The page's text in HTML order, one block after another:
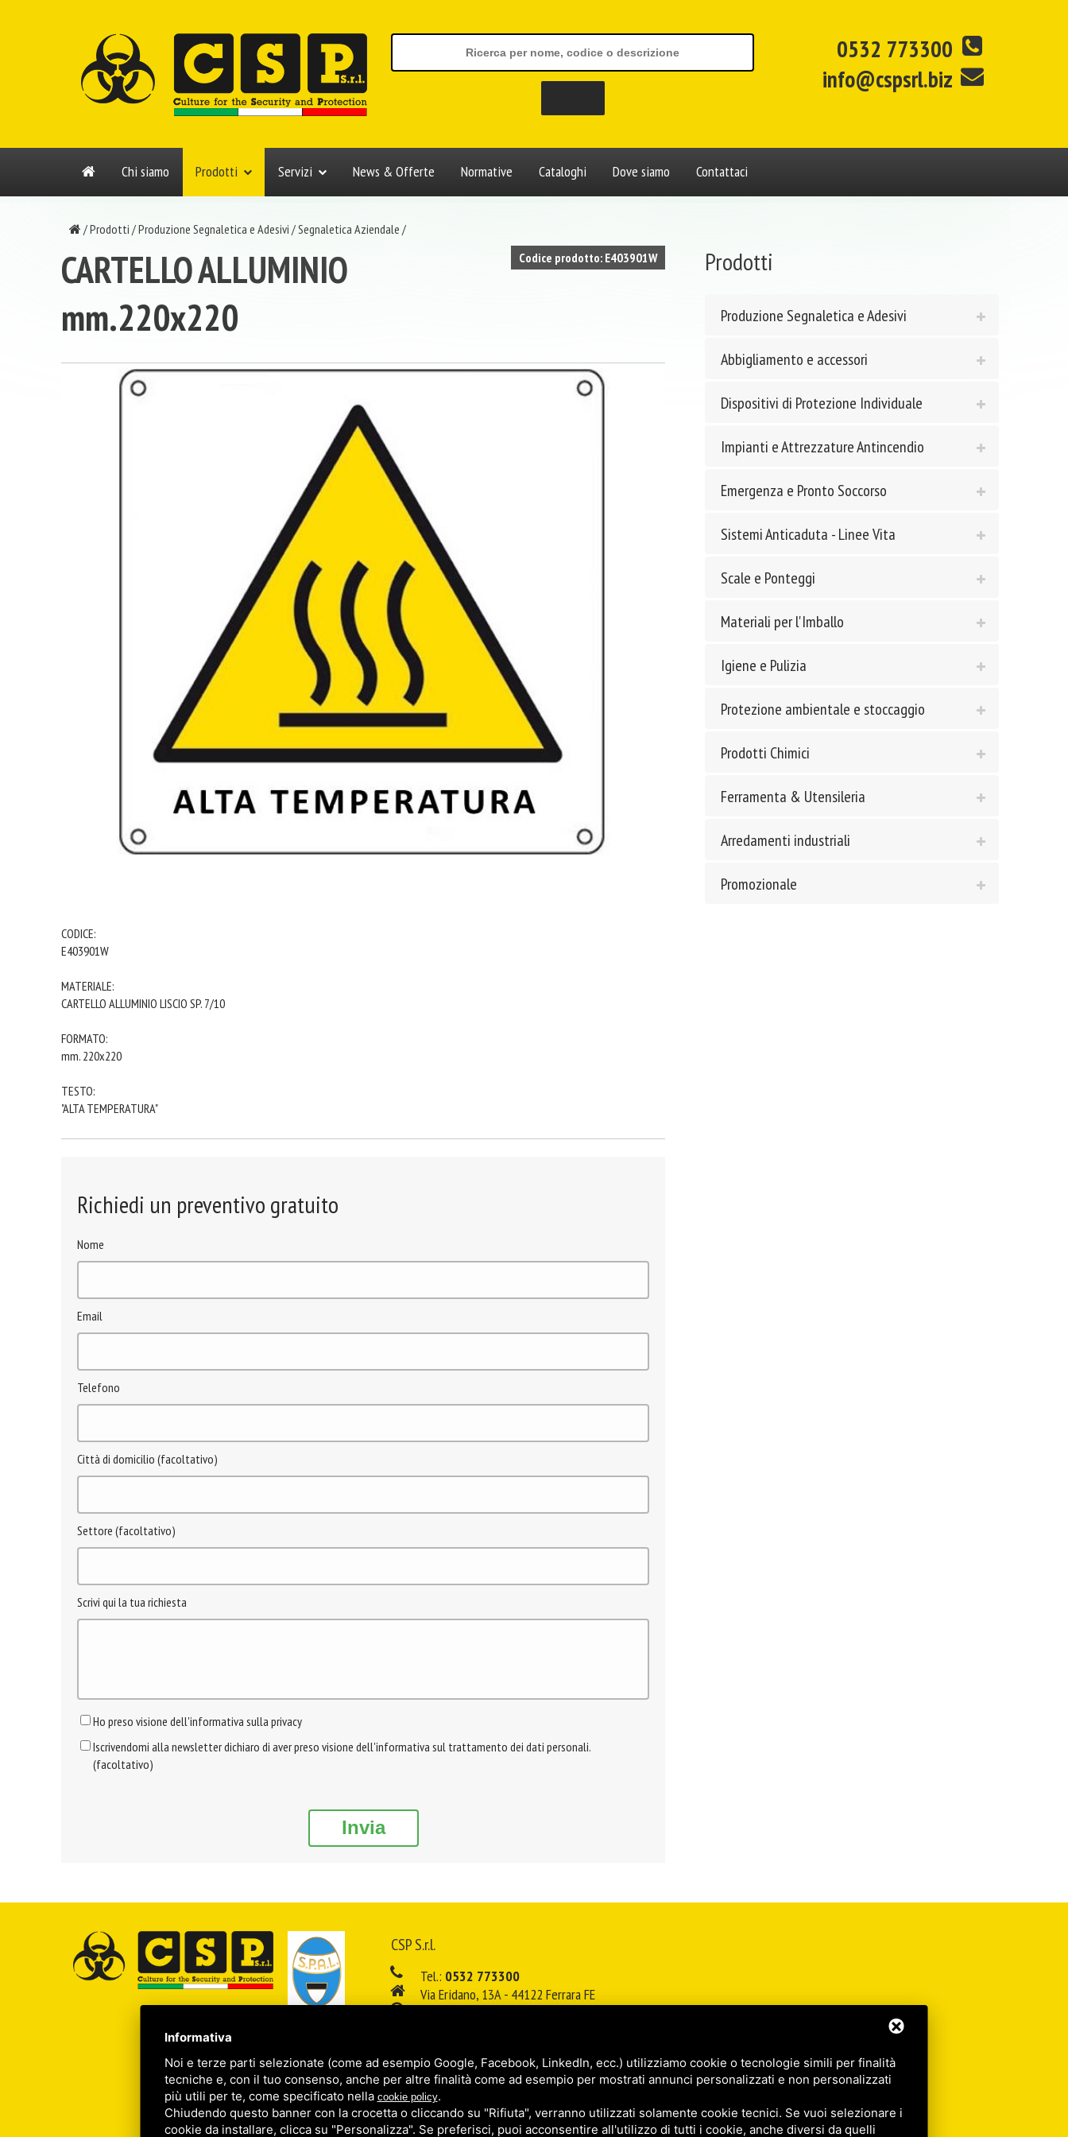
0532 773300
info@cspsrl.biz
Chi siamo Prodotti Servizi News & Offerte Normative Cataloghi Dove siamo Contattaci
/Prodotti /Produzione Segnaletica e Adesivi /Segnaletica Aziendale /
Codice prodotto: E403901W
CARTELLO ALLUMINIO
mm.220x220
CODICE:
E403901W
MATERIALE:
CARTELLO ALLUMINIO LISCIO SP. 7/10
FORMATO:
mm. 220x220
TESTO:
"ALTA TEMPERATURA"
Richiedi un preventivo gratuito
Nome
Email
Telefono
Città di domicilio (facoltativo)
Settore (facoltativo)
Scrivi qui la tua richiesta
Ho preso visione dell'informativa sulla privacy
Iscrivendomi alla newsletter dichiaro di aver preso visione dell'informativa sul trattamento dei dati personali.
(facoltativo)
Invia
Prodotti
Produzione Segnaletica e Adesivi
Abbigliamento e accessori
Dispositivi di Protezione Individuale
Impianti e Attrezzature Antincendio
Emergenza e Pronto Soccorso
Sistemi Anticaduta - Linee Vita
Scale e Ponteggi
Materiali per l'Imballo
Igiene e Pulizia
Protezione ambientale e stoccaggio
Prodotti Chimici
Ferramenta & Utensileria
Arredamenti industriali
Promozionale
CSP S.r.l.
Tel.: 0532 773300
Via Eridano, 13A - 44122 Ferrara FE
Sitemap/ Privacy policy/Legal
Informativa
Noi e terze parti selezionate (come ad esempio Google, Facebook, LinkedIn, ecc.) utilizziamo cookie o tecnologie simili per finalità
tecniche e, con il tuo consenso, anche per altre finalità come ad esempio per mostrati annunci personalizzati e non personalizzati
più utili per te, come specificato nella cookie policy.
Chiudendo questo banner con la crocetta o cliccando su "Rifiuta", verranno utilizzati solamente cookie tecnici. Se vuoi selezionare i
cookie da installare, clicca su "Personalizza". Se preferisci, puoi acconsentire all'utilizzo di tutti i cookie, anche diversi da quelli